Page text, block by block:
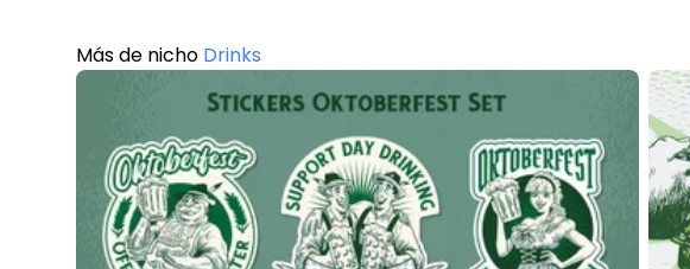
Más de nicho Drinks